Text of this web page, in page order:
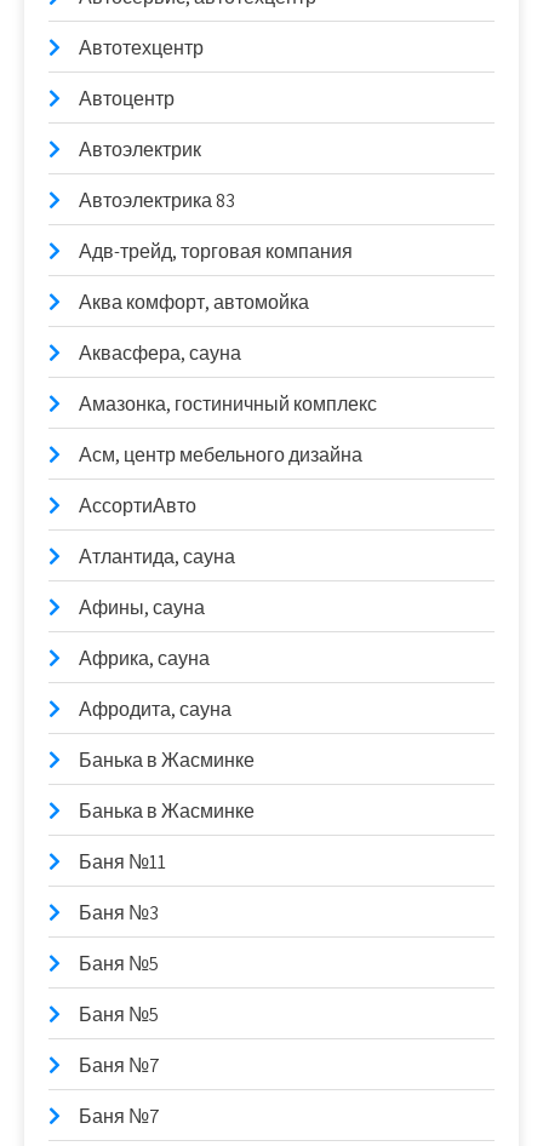
Автотехцентр
Автоцентр
Автоэлектрик
Автоэлектрика 83
Адв-трейд, торговая компания
Аква комфорт, автомойка
Аквасфера, сауна
Амазонка, гостиничный комплекс
Асм, центр мебельного дизайна
АссортиАвто
Атлантида, сауна
Афины, сауна
Африка, сауна
Афродита, сауна
Банька в Жасминке
Банька в Жасминке
Баня №11
Баня №3
Баня №5
Баня №5
Баня №7
Баня №7